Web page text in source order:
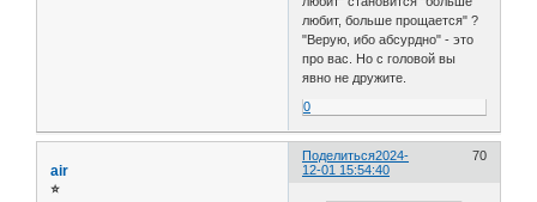
любит, больше прощается" ?
"Верую, ибо абсурдно" - это
про вас. Но с головой вы
явно не дружите.
0
Поделиться 70
2024-
12-01 15:54:40
air
⭐